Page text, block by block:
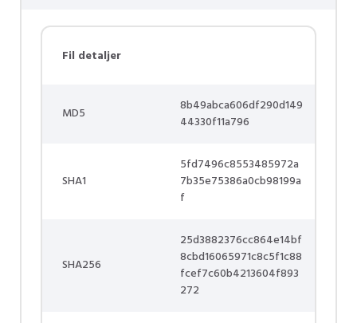
Fil detaljer
MD5
8b49abca606df290d149
44330f11a796
SHA1
5fd7496c8553485972a
7b35e75386a0cb98199a
f
SHA256
25d3882376cc864e14bf
8cbd16065971c8c5f1c88
fcef7c60b4213604f893
272